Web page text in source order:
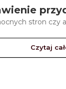
stron czy
Czytaj